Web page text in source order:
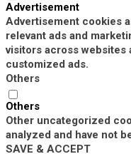
Advertisement
Advertisement cookies
relevant ads and
visitors across
customized ads.
Others
Others
Other uncategorized
analyzed and have not
SAVE & ACCEPT